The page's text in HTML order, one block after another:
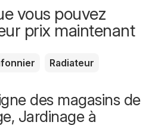
vous pouvez
prix maintenant
Radiateur
des magasins de
Jardinage à